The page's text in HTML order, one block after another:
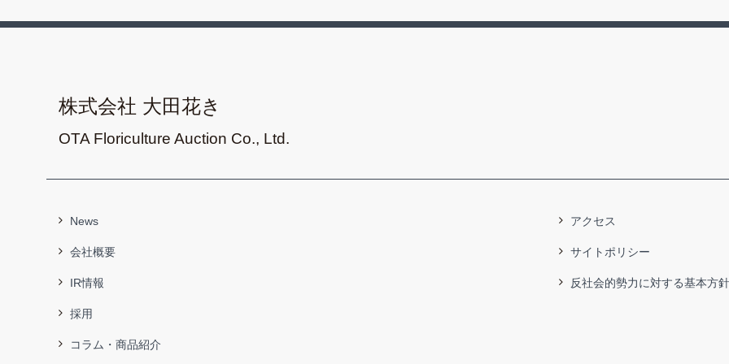
株式会社 大田花き
OTA Floriculture Auction Co., Ltd.
News
会社概要
IR情報
採用
コラム・商品紹介
アクセス
サイトポリシー
反社会的勢力に対する基本方針